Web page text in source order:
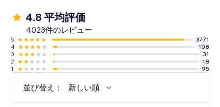
4.8 平均評価
4023件のレビュー
5
3771
4
108
3
31
2
18
1
95
並び替え： 新しい順